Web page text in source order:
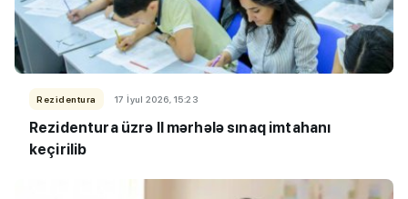
Rezidentura 17 İyul 2026, 15:23
Rezidentura üzrə II mərhələ sınaq imtahanı
keçirilib